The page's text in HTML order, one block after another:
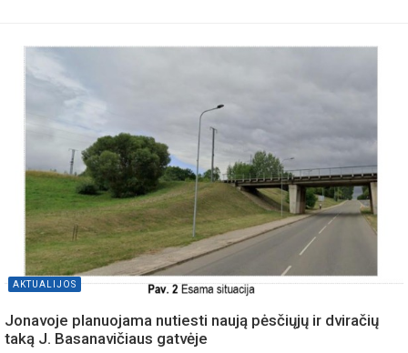
AKTUALIJOS
Jonavoje planuojama nutiesti naują pėsčiųjų ir dviračių
taką J. Basanavičiaus gatvėje